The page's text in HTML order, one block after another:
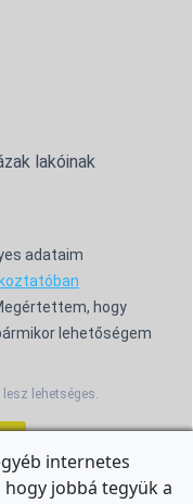
lakóinak
adataim
hogy
lehetőségem
lehetséges.
internetes
jobbá tegyük a